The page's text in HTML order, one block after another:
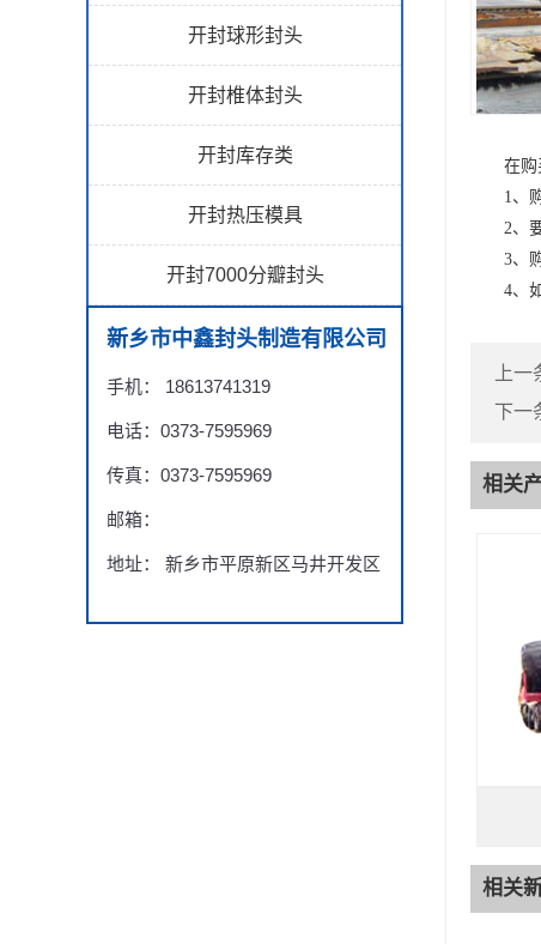
开封球形封头
开封椎体封头
开封库存类
开封热压模具
开封7000分瓣封头
新乡市中鑫封头制造有限公司
手机： 18613741319
电话：0373-7595969
传真：0373-7595969
邮箱：
地址： 新乡市平原新区马井开发区
在购
1、
2、要
3、购
4、如
上一
下一
相关
相关